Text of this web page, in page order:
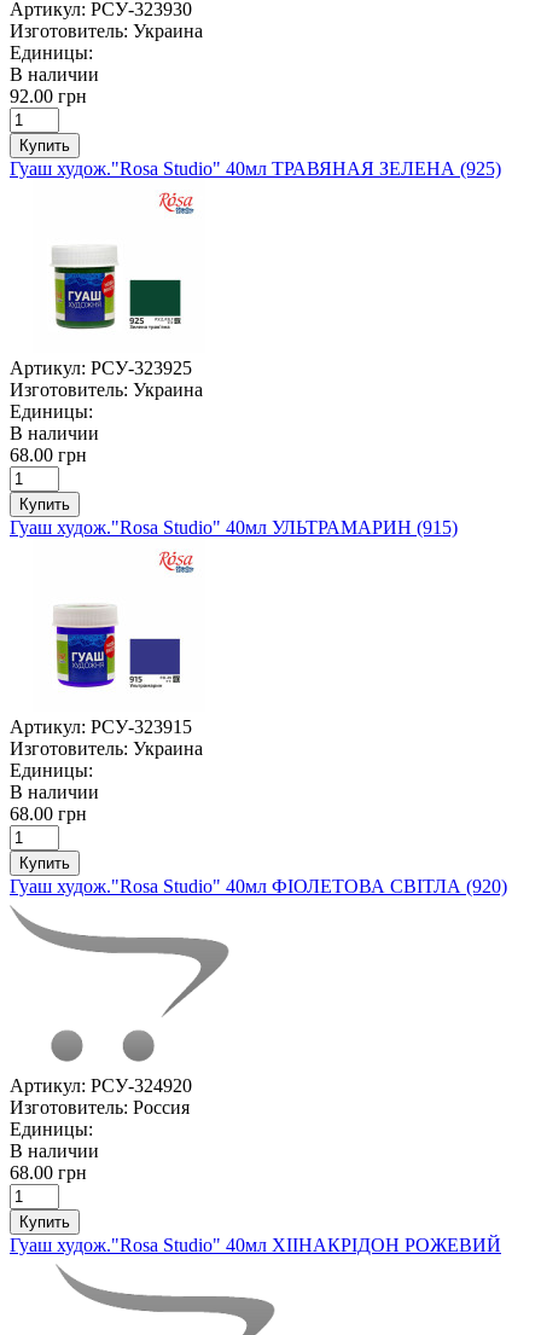
Артикул: РСУ-323930
Изготовитель: Украина
Единицы:
В наличии
92.00 грн
Купить
Гуаш худож."Rosa Studio" 40мл ТРАВЯНАЯ ЗЕЛЕНА (925)
Артикул: РСУ-323925
Изготовитель: Украина
Единицы:
В наличии
68.00 грн
Купить
Гуаш худож."Rosa Studio" 40мл УЛЬТРАМАРИН (915)
Артикул: РСУ-323915
Изготовитель: Украина
Единицы:
В наличии
68.00 грн
Купить
Гуаш худож."Rosa Studio" 40мл ФІОЛЕТОВА СВІТЛА (920)
Артикул: РСУ-324920
Изготовитель: Россия
Единицы:
В наличии
68.00 грн
Купить
Гуаш худож."Rosa Studio" 40мл ХІІНАКРІДОН РОЖЕВИЙ